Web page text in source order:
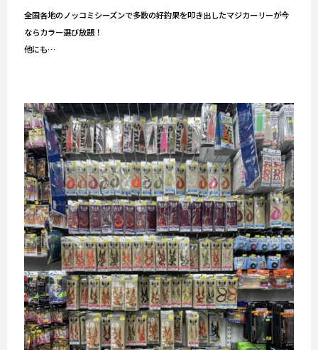
全国各地のノッコミシーズンで多数の好釣果を叩き出したマジカーリーが今
ならカラー選び放題！
他にも…